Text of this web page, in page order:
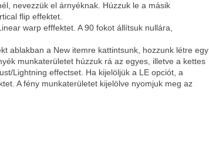
nevezzük el árnyéknak. Húzzuk le a másik
flip effektet.
warp efffektet. A 90 fokot állítsuk nullára,
ablakban a New itemre kattintsunk, hozzunk létre egy
munkaterületet húzzuk rá az egyes, illetve a kettes
Lightning effectset. Ha kijelöljük a LE opciót, a
A fény munkaterületet kijelölve nyomjuk meg az